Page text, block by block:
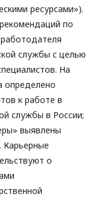
ресурсами»).
по
службы с целью
На
определено
к работе в
службы в России;
выявлены
о